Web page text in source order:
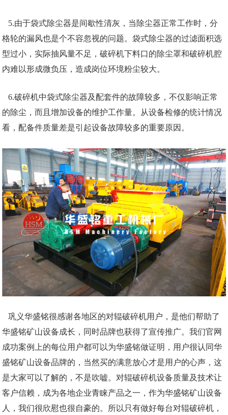
5.由于袋式除尘器是间歇性清灰，当除尘器正常工作时，分
格轮的漏风也是个不容忽视的问题。袋式除尘器的过滤面积选
型过小，实际抽风量不足，破碎机下料口的除尘罩和破碎机腔
内难以形成微负压，造成岗位环境粉尘较大。
6.破碎机中袋式除尘器及配套件的故障较多，不仅影响正常
的除尘，而且增加设备的维护工作量。从设备检修的统计情况
看，配备件质量差是引起设备故障较多的重要原因。
巩义华盛铭很感谢各地区的对辊破碎机用户，是他们帮助了
华盛铭矿山设备成长，同时品牌也获得了宣传推广。我们官网
成功案例上的每位用户都可以为华盛铭做证明，用户很认同华
盛铭矿山设备品牌的，当然买的满意放心才是用户的心声，这
是大家可以了解的，不是吹嘘。对辊破碎机设备质量及技术让
客户信赖，成为各地企业青睐产品之一，作为华盛铭矿山设备
人，我们很欣慰也很自豪的。所以只有做好每台对辊破碎机，